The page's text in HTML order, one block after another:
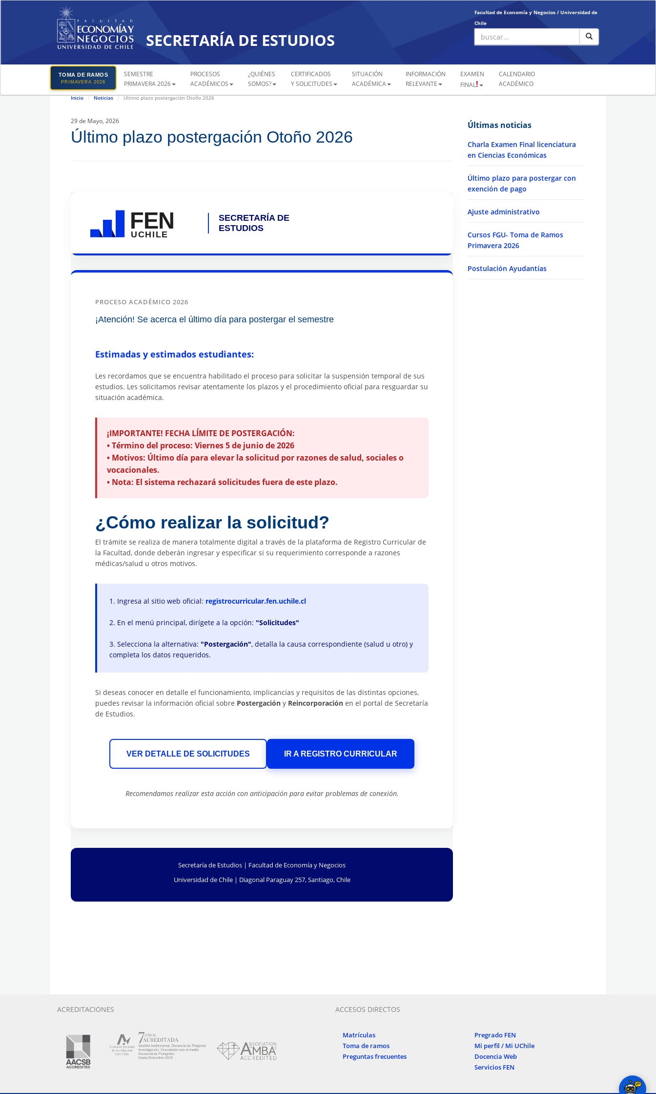
SECRETARÍA DE ESTUDIOS
Facultad de Economía y Negocios / Universidad de
Chile
TOMA DE RAMOS
PRIMAVERA 2026
SEMESTRE
PRIMAVERA 2026
PROCESOS
ACADÉMICOS
¿QUIÉNES
SOMOS?
CERTIFICADOS
Y SOLICITUDES
SITUACIÓN
ACADÉMICA
INFORMACIÓN
RELEVANTE
EXAMEN
FINAL!
CALENDARIO
ACADÉMICO
Inicio Noticias Último plazo postergación Otoño 2026
29 de Mayo, 2026
Último plazo postergación Otoño 2026
FEN
UCHILE
SECRETARÍA DE
ESTUDIOS
PROCESO ACADÉMICO 2026
¡Atención! Se acerca el último día para postergar el semestre
Estimadas y estimados estudiantes:
Les recordamos que se encuentra habilitado el proceso para solicitar la suspensión temporal de sus
estudios. Les solicitamos revisar atentamente los plazos y el procedimiento oficial para resguardar su
situación académica.
¡IMPORTANTE! FECHA LÍMITE DE POSTERGACIÓN:
• Término del proceso: Viernes 5 de junio de 2026
• Motivos: Último día para elevar la solicitud por razones de salud, sociales o
vocacionales.
• Nota: El sistema rechazará solicitudes fuera de este plazo.
¿Cómo realizar la solicitud?
El trámite se realiza de manera totalmente digital a través de la plataforma de Registro Curricular de
la Facultad, donde deberán ingresar y especificar si su requerimiento corresponde a razones
médicas/salud u otros motivos.
1. Ingresa al sitio web oficial: registrocurricular.fen.uchile.cl
2. En el menú principal, dirígete a la opción: "Solicitudes"
3. Selecciona la alternativa: "Postergación", detalla la causa correspondiente (salud u otro) y
completa los datos requeridos.
Si deseas conocer en detalle el funcionamiento, implicancias y requisitos de las distintas opciones,
puedes revisar la información oficial sobre Postergación y Reincorporación en el portal de Secretaría
de Estudios.
VER DETALLE DE SOLICITUDES IR A REGISTRO CURRICULAR
Recomendamos realizar esta acción con anticipación para evitar problemas de conexión.
Secretaría de Estudios | Facultad de Economía y Negocios
Universidad de Chile | Diagonal Paraguay 257, Santiago, Chile
Últimas noticias
Charla Examen Final licenciatura
en Ciencias Económicas
Último plazo para postergar con
exención de pago
Ajuste administrativo
Cursos FGU- Toma de Ramos
Primavera 2026
Postulación Ayudantías
ACREDITACIONES ACCESOS DIRECTOS
Matrículas
Toma de ramos
Preguntas frecuentes
Pregrado FEN
Mi perfil / Mi UChile
Docencia Web
Servicios FEN